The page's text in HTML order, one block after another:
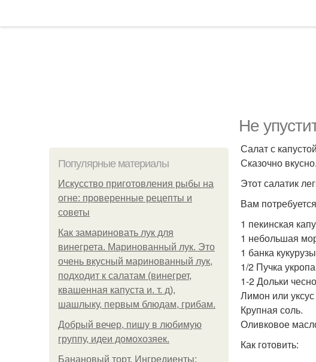
Не
Популярные материалы
Искусство приготовления рыбы на
огне: проверенные рецепты и
советы
Как замариновать лук для
винегрета. Маринованный лук. Это
очень вкусный маринованный лук,
подходит к салатам (винегрет,
квашенная капуста и. т. д),
шашлыку, первым блюдам, грибам.
Добрый вечер, пишу в любимую
группу, идеи домохозяек.
Банановый торт. Ингредиенты:
Салат с
Сказочно вкусно.
Этот салатик
Вам
1 пекинская
1 небольшая
1 банка
1/2 Пучка
1-2 Дольки
Лимон или
Крупная соль.
Оливковое
Как готовить: